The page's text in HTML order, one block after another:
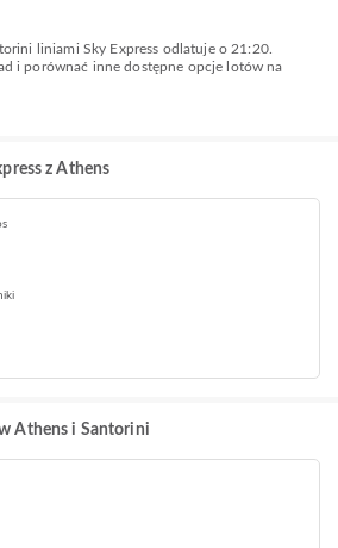
i porównać inne dostępne opcje lotów na
z Athens
Athens i Santorini